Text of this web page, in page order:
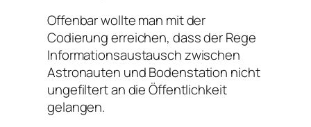
Offenbar wollte man mit der
Codierung erreichen, dass der Rege
Informationsaustausch zwischen
Astronauten und Bodenstation nicht
ungefiltert an die Öffentlichkeit
gelangen.